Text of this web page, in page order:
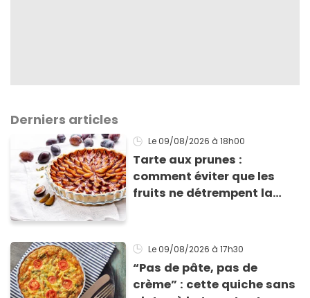
Derniers articles
Le 09/08/2026 à 18h00
Tarte aux prunes :
comment éviter que les
fruits ne détrempent la
Le 09/08/2026 à 17h30
“Pas de pâte, pas de
crème” : cette quiche sans